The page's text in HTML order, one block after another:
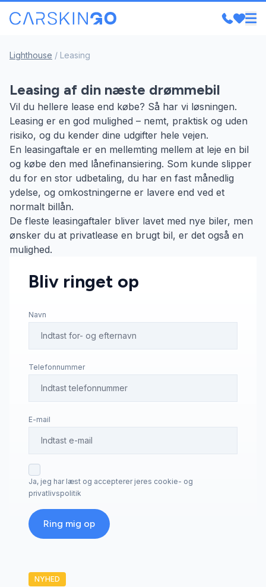
Lighthouse / Leasing
Leasing af din næste drømmebil
Vil du hellere lease end købe? Så har vi løsningen.
Leasing er en god mulighed – nemt, praktisk og uden
risiko, og du kender dine udgifter hele vejen.
En leasingaftale er en mellemting mellem at leje en bil
og købe den med lånefinansiering. Som kunde slipper
du for en stor udbetaling, du har en fast månedlig
ydelse, og omkostningerne er lavere end ved et
normalt billån.
De fleste leasingaftaler bliver lavet med nye biler, men
ønsker du at privatlease en brugt bil, er det også en
mulighed.
Bliv ringet op
Navn
Telefonnummer
E-mail
Ja, jeg har læst og accepterer jeres cookie- og
privatlivspolitik
Ring mig op
NYHED